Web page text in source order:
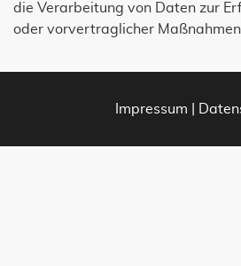
die Verarbeitung von Daten zur
oder vorvertraglicher
Impressum